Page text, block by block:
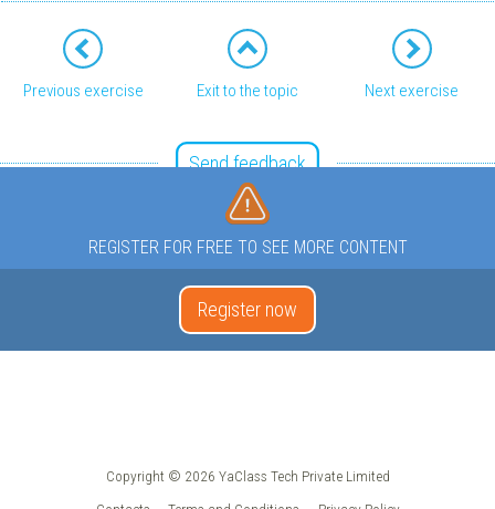
Previous exercise Exit to the topic Next exercise
Send feedback
REGISTER FOR FREE TO SEE MORE CONTENT
Register now
Copyright © 2026 YaClass Tech Private Limited